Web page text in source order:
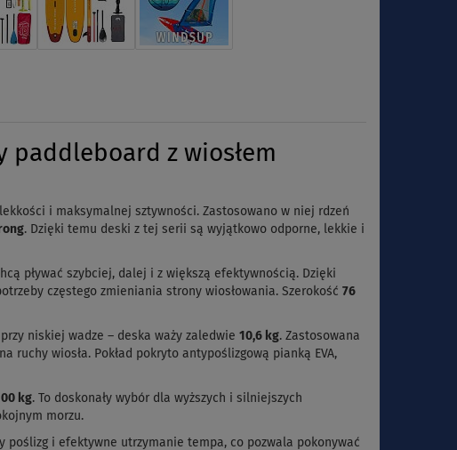
paddleboard z wiosłem
i maksymalnej sztywności. Zastosowano w niej rdzeń
. Dzięki temu deski z tej serii są wyjątkowo odporne, lekkie i
pływać szybciej, dalej i z większą efektywnością. Dzięki
częstego zmieniania strony wiosłowania. Szerokość 76
niskiej wadze – deska waży zaledwie 10,6 kg. Zastosowana
wiosła. Pokład pokryto antypoślizgową pianką EVA,
kg. To doskonały wybór dla wyższych i silniejszych
morzu.
poślizg i efektywne utrzymanie tempa, co pozwala pokonywać